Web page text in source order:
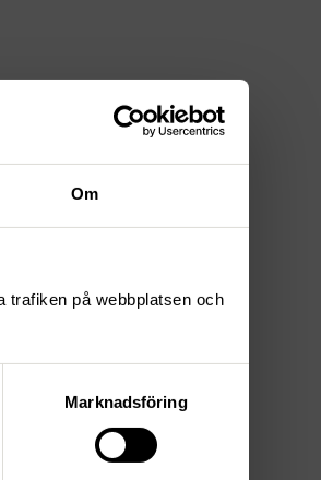
Om
trafiken på webbplatsen och
Marknadsföring